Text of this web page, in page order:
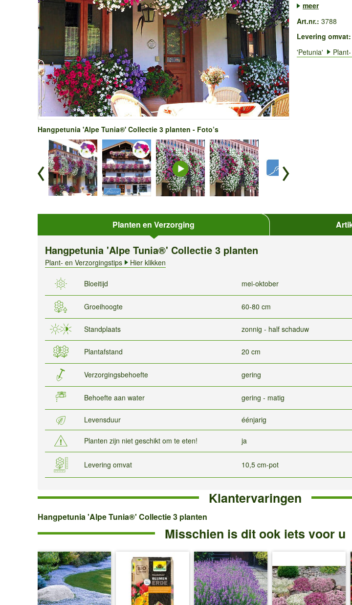
meer
Art.nr.: 3788
Levering omvat:
'Petunia'
Hangpetunia 'Alpe Tunia®' Collectie 3 planten - Foto’s
Planten en Verzorging
Hangpetunia 'Alpe Tunia®' Collectie 3 planten
Plant- en Verzorgingstips Hier klikken
Bloeitijd mei-oktober
Groeihoogte 60-80 cm
Standplaats zonnig - half schaduw
Plantafstand 20 cm
Verzorgingsbehoefte gering
Behoefte aan water gering - matig
Levensduur éénjarig
Planten zijn niet geschikt om te eten! ja
Levering omvat 10,5 cm-pot
Klantervaringen
Hangpetunia
Collectie
3
planten
Hangpetunia 'Alpe Tunia®' Collectie 3 planten
Misschien is dit ook iets voor u